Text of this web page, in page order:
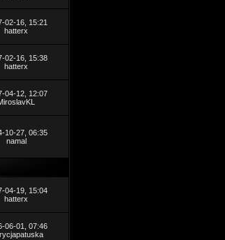
02-16, 15:21
hatterx
02-16, 15:38
hatterx
04-12, 12:07
10-27, 06:35
namal
04-19, 15:04
hatterx
06-01, 07:46